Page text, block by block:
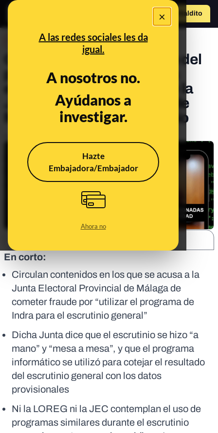
×
A las redes sociales les da
igual.
A nosotros no.
Ayúdanos a
investigar.
Hazte
Embajadora/Embajador
Ahora no
Hazte Maldito
Qué sabemos sobre el uso del
programa informático de la
empresa Indra por parte de la
Junta Electoral Provincial de
Málaga durante el escrutinio
En corto:
Circulan contenidos en los que se acusa a la
Junta Electoral Provincial de Málaga de
cometer fraude por “utilizar el programa de
Indra para el escrutinio general”
Dicha Junta dice que el escrutinio se hizo “a
mano” y “mesa a mesa”, y que el programa
informático se utilizó para cotejar el resultado
del escrutinio general con los datos
provisionales
Ni la LOREG ni la JEC contemplan el uso de
programas similares durante el escrutinio